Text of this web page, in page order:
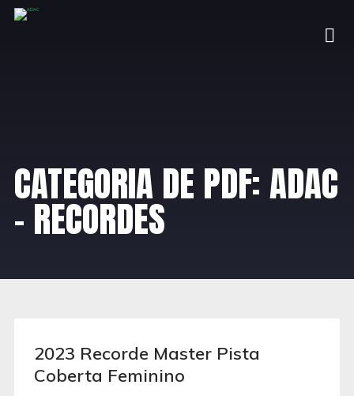
CATEGORIA DE PDF:ADAC
- RECORDES
2023 Recorde Master Pista
Coberta Feminino